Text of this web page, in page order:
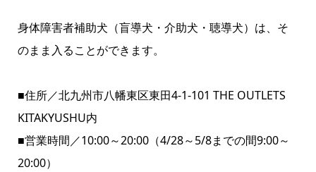
身体障害者補助犬（盲導犬・介助犬・聴導犬）は、そ
のまま入ることができます。
■住所／北九州市八幡東区東田4-1-101 THE OUTLETS
KITAKYUSHU内
■営業時間／10:00～20:00（4/28～5/8までの間9:00～
20:00）